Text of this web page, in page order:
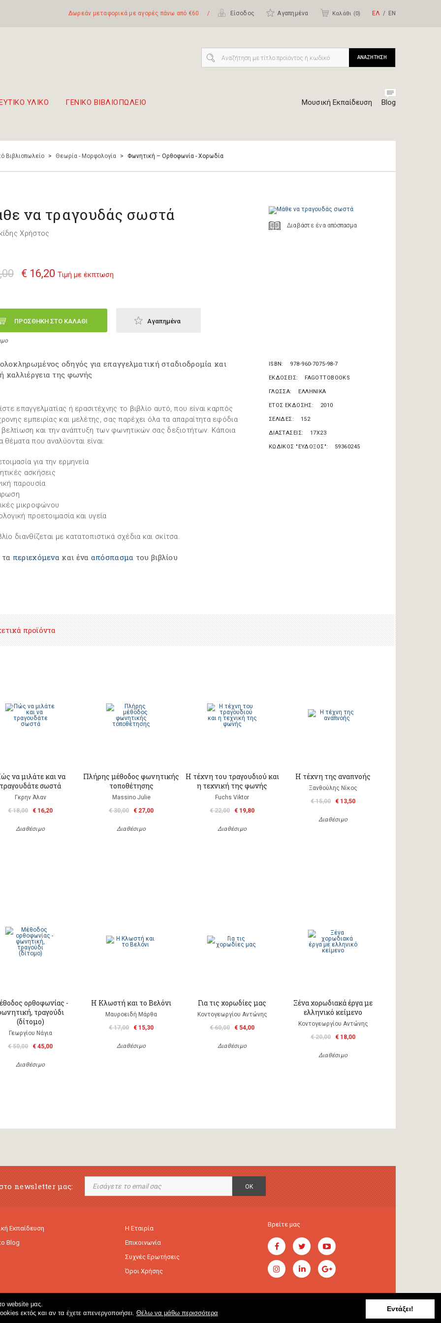
website μας.
εκτός και αν τα έχετε απενεργοποιήσει. Θέλω να μάθω περισσότερα
Εντάξει!
Δωρεάν μεταφορικά με αγορές πάνω από €60 / Είσοδος Αγαπημένα Καλάθι (0) ΕΛ ΕΝ
ΥΛΙΚΟ ΓΕΝΙΚΟ ΒΙΒΛΙΟΠΩΛΕΙΟ Μουσική Εκπαίδευση Blog
ΑΝΑΖΗΤΗΣΗ
Βιβλιοπωλείο > Θεωρία - Μορφολογία > Φωνητική – Ορθοφωνία - Χορωδία
να τραγουδάς σωστά
Χρήστος
€ 16,20 Τιμή με έκπτωση
ΠΡΟΣΘΗΚΗ ΣΤΟ ΚΑΛΑΘΙ Αγαπημένα
Διαβάστε ένα απόσπασμα
οδηγός για επαγγελματική σταδιοδρομία και
καλλιέργεια της φωνής
επαγγελματίας ή ερασιτέχνης το βιβλίο αυτό, που είναι καρπός
εμπειρίας και μελέτης, σας παρέχει όλα τα απαραίτητα εφόδια
βελτίωση και την ανάπτυξη των φωνητικών σας δεξιοτήτων. Κάποια
θέματα που αναλύονται είναι:
για την ερμηνεία
ασκήσεις
παρουσία
μικροφώνου
προετοιμασία και υγεία
διανθίζεται με κατατοπιστικά σχέδια και σκίτσα.
τα περιεχόμενα και ένα απόσπασμα του βιβλίου
ISBN 978-960-7075-98-7
ΕΚΔΟΣΕΙΣ FAGOTTOBOOKS
ΓΛΩΣΣΑ ΕΛΛΗΝΙΚΑ
ΕΤΟΣ ΕΚΔΟΣΗΣ 2010
ΣΕΛΙΔΕΣ 152
ΔΙΑΣΤΑΣΕΙΣ 17X23
ΚΩΔΙΚΟΣ "ΕΥΔΟΞΟΣ" 59360245
προϊόντα
να μιλάτε και να
τραγουδάτε σωστά
Γκρην Άλαν
€ 18,00
€ 16,20
Διαθέσιμο
Πλήρης μέθοδος φωνητικής
τοποθέτησης
Massino Julie
€ 30,00
€ 27,00
Διαθέσιμο
Η τέχνη του τραγουδιού και
η τεχνική της φωνής
Fuchs Viktor
€ 22,00
€ 19,80
Διαθέσιμο
Η τέχνη της αναπνοής
Ξανθούλης Νίκος
€ 15,00
€ 13,50
Διαθέσιμο
ορθοφωνίας -
τραγούδι
(δίτομο)
Γεωργίου Νάγια
€ 50,00
€ 45,00
Διαθέσιμο
Η Κλωστή και το Βελόνι
Μαυροειδή Μάρθα
€ 17,00
€ 15,30
Διαθέσιμο
Για τις χορωδίες μας
Κοντογεωργίου Αντώνης
€ 60,00
€ 54,00
Διαθέσιμο
Ξένα χορωδιακά έργα με
ελληνικό κείμενο
Κοντογεωργίου Αντώνης
€ 20,00
€ 18,00
Διαθέσιμο
newsletter μας: OK
Εκπαίδευση
Blog
Η Εταιρία
Επικοινωνία
Συχνές Ερωτήσεις
Όροι Χρήσης
Βρείτε μας
Handcrafted byRADIAL